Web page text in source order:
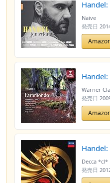
Naive
発売日
Warner
発売日
Decca *cl*
発売日